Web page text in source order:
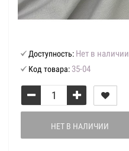
Доступность: Нет в наличии
Код товара: 35-04
НЕТ В НАЛИЧИИ